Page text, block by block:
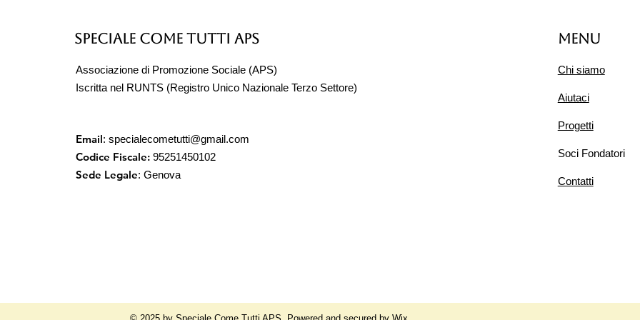
vacanze e
Speciale Come Tutti APS
Associazione di Promozione Sociale (APS)
Iscritta nel RUNTS (Registro Unico Nazionale Terzo Settore)
Email: specialecometutti@gmail.com
Codice Fiscale: 95251450102
Sede Legale: Genova
Menu
Chi siamo
Aiutaci
Progetti
Soci Fondatori
Contatti